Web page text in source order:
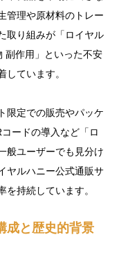
管理や原材料のトレー
取り組みが「ロイヤル
副作用」といった不安
ています。
限定での販売やパッケ
ードの導入など「ロ
般ユーザーでも見分け
ヤルハニー公式通販サ
持続しています。
成と歴史的背景